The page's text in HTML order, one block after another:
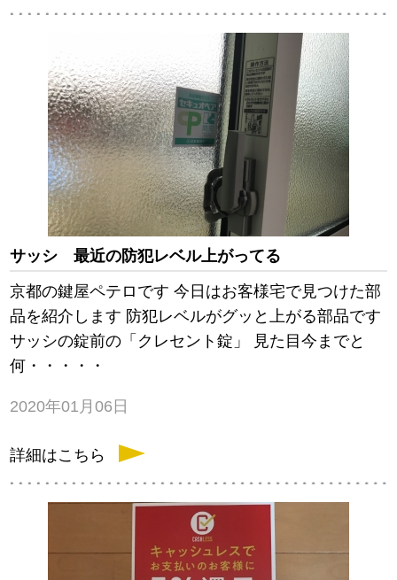
サッシ 最近の防犯レベル上がってる
京都の鍵屋ペテロです 今日はお客様宅で見つけた部
品を紹介します 防犯レベルがグッと上がる部品です
サッシの錠前の「クレセント錠」 見た目今までと
何・・・・・
2020年01月06日
詳細はこちら